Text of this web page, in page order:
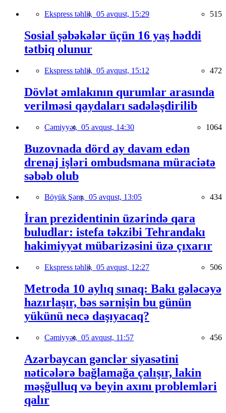
Ekspress təhlil, 05 avqust, 15:29 515
Sosial şəbəkələr üçün 16 yaş həddi
tətbiq olunur
Ekspress təhlil, 05 avqust, 15:12 472
Dövlət əmlakının qurumlar arasında
verilməsi qaydaları sadələşdirilib
Cəmiyyət, 05 avqust, 14:30 1064
Buzovnada dörd ay davam edən
drenaj işləri ombudsmana müraciətə
səbəb olub
Böyük Şərq, 05 avqust, 13:05 434
İran prezidentinin üzərində qara
buludlar: istefa təkzibi Tehrandakı
hakimiyyət mübarizəsini üzə çıxarır
Ekspress təhlil, 05 avqust, 12:27 506
Metroda 10 aylıq sınaq: Bakı gələcəyə
hazırlaşır, bəs sərnişin bu günün
yükünü necə daşıyacaq?
Cəmiyyət, 05 avqust, 11:57 456
Azərbaycan gənclər siyasətini
nəticələrə bağlamağa çalışır, lakin
məşğulluq və beyin axını problemləri
qalır